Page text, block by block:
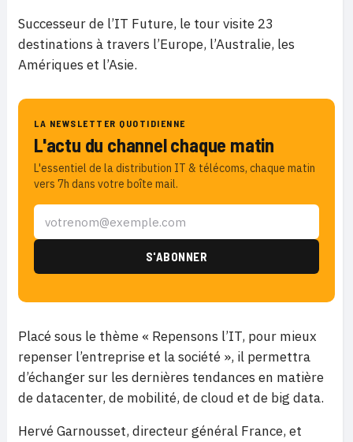
Successeur de l’IT Future, le tour visite 23
destinations à travers l’Europe, l’Australie, les
Amériques et l’Asie.
LA NEWSLETTER QUOTIDIENNE
L'actu du channel chaque matin
L'essentiel de la distribution IT & télécoms, chaque matin
vers 7h dans votre boîte mail.
Placé sous le thème « Repensons l’IT, pour mieux
repenser l’entreprise et la société », il permettra
d’échanger sur les dernières tendances en matière
de datacenter, de mobilité, de cloud et de big data.
Hervé Garnousset, directeur général France, et